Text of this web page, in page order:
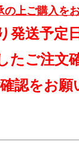
上ご購入を
発送予定
たご注文
認をお願